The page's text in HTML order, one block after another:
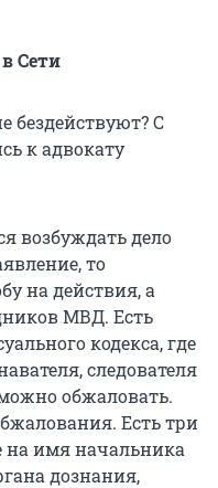
Сети
бездействуют? С
к адвокату
возбуждать дело
то
на действия, а
МВД. Есть
кодекса, где
следователя
обжаловать.
Есть три
на имя начальника
дознания,